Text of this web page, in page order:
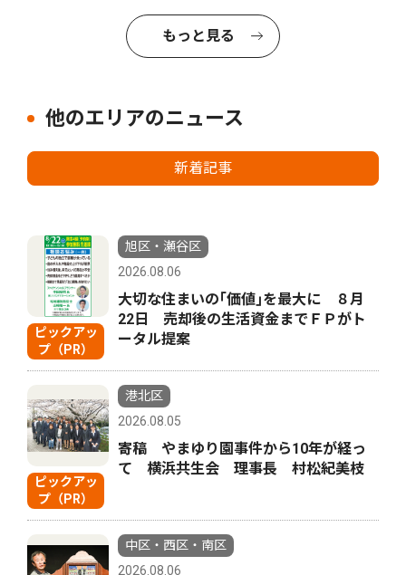
もっと見る
他のエリアのニュース
新着記事
ピックアッ
プ（PR）
旭区・瀬谷区
2026.08.06
大切な住まいの｢価値｣を最大に ８月
22日 売却後の生活資金までＦＰがト
ータル提案
ピックアッ
プ（PR）
港北区
2026.08.05
寄稿 やまゆり園事件から10年が経っ
て 横浜共生会 理事長 村松紀美枝
中区・西区・南区
2026.08.06